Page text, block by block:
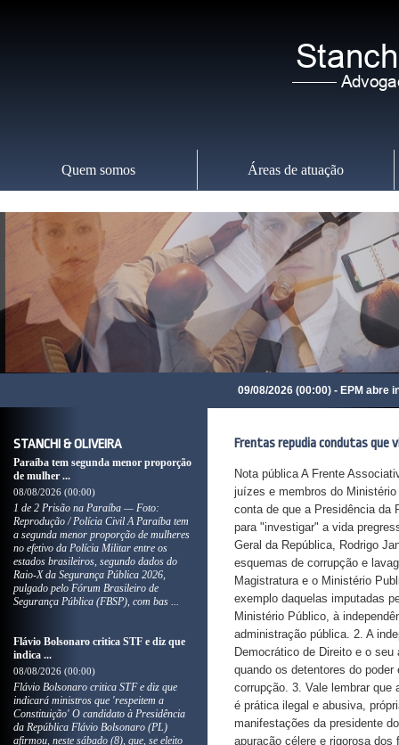
Quem somos Áreas de atuação
09/08/2026 (00:00) - EPM abre
STANCHI & OLIVEIRA
Paraíba tem segunda menor proporção
de mulher ...
08/08/2026 (00:00)
1 de 2 Prisão na Paraíba — Foto:
Reprodução / Polícia Civil A Paraíba tem
a segunda menor proporção de mulheres
no efetivo da Polícia Militar entre os
estados brasileiros, segundo dados do
Raio-X da Segurança Pública 2026,
pulgado pelo Fórum Brasileiro de
Segurança Pública (FBSP), com bas ...
Flávio Bolsonaro critica STF e diz que
indica ...
08/08/2026 (00:00)
Flávio Bolsonaro critica STF e diz que
indicará ministros que 'respeitem a
Constituição' O candidato à Presidência
da República Flávio Bolsonaro (PL)
afirmou, neste sábado (8), que, se eleito
Frentas repudia condutas que
Nota pública A Frente
juízes e membros do
conta de que a Presidência da
para "investigar" a vida
Geral da República, Rodrigo
esquemas de corrupção e
Magistratura e o Ministério
exemplo daquelas imputadas
Ministério Público, à
administração pública. 2. A
Democrático de Direito e o
quando os detentores do
corrupção. 3. Vale lembrar
é prática ilegal e abusiva,
manifestações da presidente
apuração célere e rigorosa